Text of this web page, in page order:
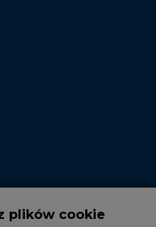
plików cookie